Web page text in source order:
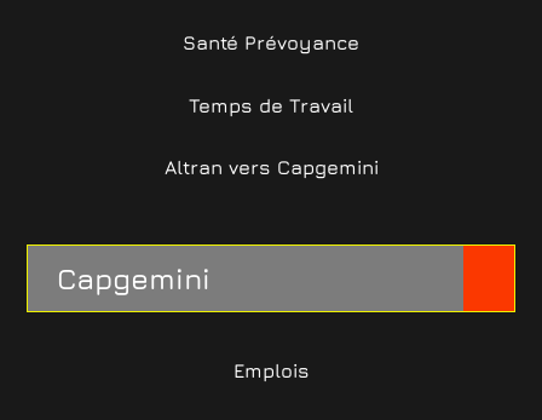
Santé Prévoyance
Temps de Travail
Altran vers Capgemini
Capgemini
Emplois